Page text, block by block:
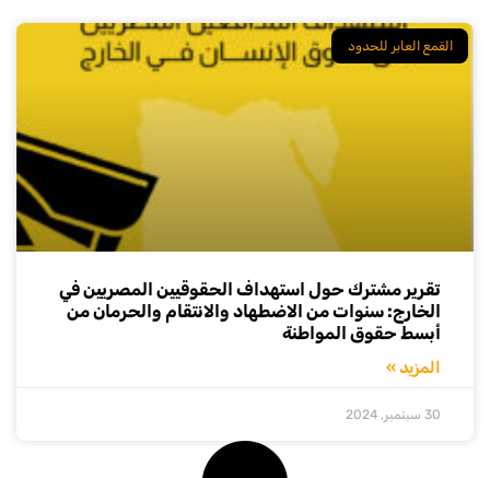
القمع العابر للحدود
تقرير مشترك حول استهداف الحقوقيين المصريين في
الخارج: سنوات من الاضطهاد والانتقام والحرمان من
أبسط حقوق المواطنة
المزيد »
30 سبتمبر, 2024